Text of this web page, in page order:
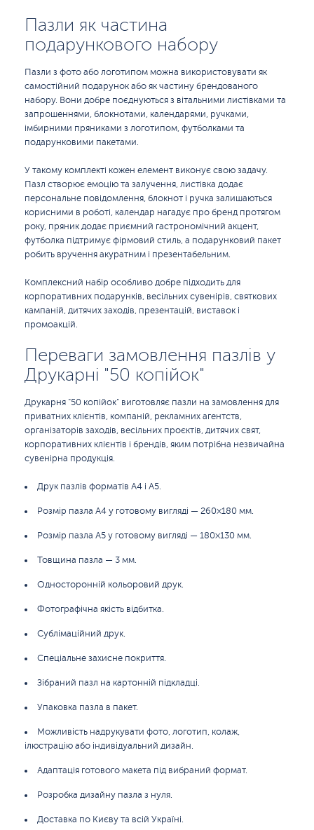
Пазли як частина
подарункового набору
Пазли з фото або логотипом можна використовувати як
самостійний подарунок або як частину брендованого
набору. Вони добре поєднуються з вітальними листівками та
запрошеннями, блокнотами, календарями, ручками,
імбирними пряниками з логотипом, футболками та
подарунковими пакетами.
У такому комплекті кожен елемент виконує свою задачу.
Пазл створює емоцію та залучення, листівка додає
персональне повідомлення, блокнот і ручка залишаються
корисними в роботі, календар нагадує про бренд протягом
року, пряник додає приємний гастрономічний акцент,
футболка підтримує фірмовий стиль, а подарунковий пакет
робить вручення акуратним і презентабельним.
Комплексний набір особливо добре підходить для
корпоративних подарунків, весільних сувенірів, святкових
кампаній, дитячих заходів, презентацій, виставок і
промоакцій.
Переваги замовлення пазлів у
Друкарні "50 копійок"
Друкарня "50 копійок" виготовляє пазли на замовлення для
приватних клієнтів, компаній, рекламних агентств,
організаторів заходів, весільних проєктів, дитячих свят,
корпоративних клієнтів і брендів, яким потрібна незвичайна
сувенірна продукція.
Друк пазлів форматів A4 і A5.
Розмір пазла A4 у готовому вигляді — 260×180 мм.
Розмір пазла A5 у готовому вигляді — 180×130 мм.
Товщина пазла — 3 мм.
Односторонній кольоровий друк.
Фотографічна якість відбитка.
Сублімаційний друк.
Спеціальне захисне покриття.
Зібраний пазл на картонній підкладці.
Упаковка пазла в пакет.
Можливість надрукувати фото, логотип, колаж,
ілюстрацію або індивідуальний дизайн.
Адаптація готового макета під вибраний формат.
Розробка дизайну пазла з нуля.
Доставка по Києву та всій Україні.